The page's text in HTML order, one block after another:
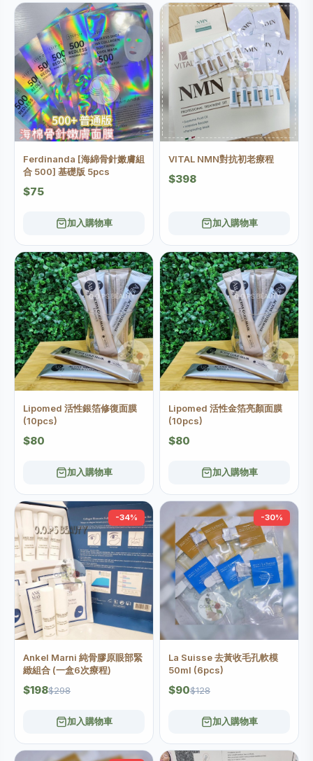
Ferdinanda [海綿骨針嫩膚組
合 500] 基礎版 5pcs
$75
加入購物車
VITAL NMN對抗初老療程
$398
加入購物車
Lipomed 活性銀箔修復面膜
(10pcs)
$80
加入購物車
Lipomed 活性金箔亮顏面膜
(10pcs)
$80
加入購物車
-34%
Ankel Marni 純骨膠原眼部緊
緻組合 (一盒6次療程)
$198$298
加入購物車
-30%
La Suisse 去黃收毛孔軟模
50ml (6pcs)
$90$128
加入購物車